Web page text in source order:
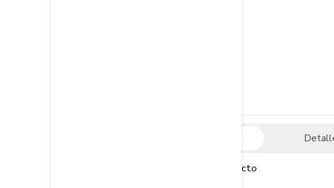
Descripción del producto